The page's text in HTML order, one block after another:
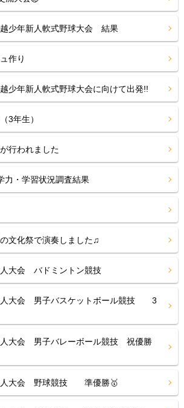
越少年新人軟式野球大会 結果
作り
少年新人軟式野球大会に向けて出発!!
3年生）
行われました
力・学習状況調査結果
文化祭で演奏しました♫
大会 バドミントン競技
人大会 男子バスケットボール競技 3
人大会 男子バレーボール競技 祝優勝
人大会 野球競技 準優勝🥇